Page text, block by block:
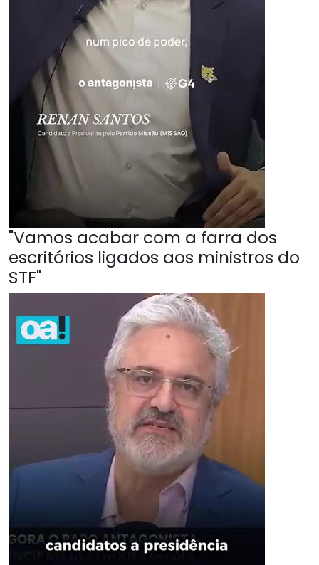
"Vamos acabar com a farra dos
escritórios ligados aos ministros do
STF"